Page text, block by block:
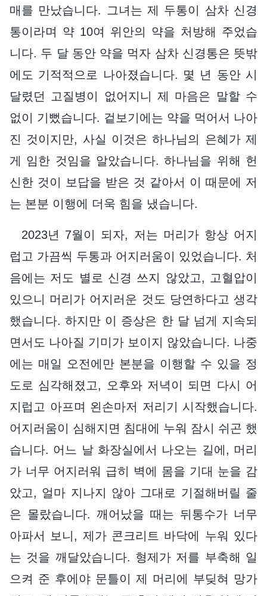
매를 만났습니다. 그녀는 제 두통이 삼차 신경
통이라며 약 10여 위안의 약을 처방해 주었습
니다. 두 달 동안 약을 먹자 삼차 신경통은 뜻밖
에도 기적적으로 나아졌습니다. 몇 년 동안 시
달렸던 고질병이 없어지니 제 마음은 말할 수
없이 기뻤습니다. 겉보기에는 약을 먹어서 나아
진 것이지만, 사실 이것은 하나님의 은혜가 제
게 임한 것임을 알았습니다. 하나님을 위해 헌
신한 것이 보답을 받은 것 같아서 이 때문에 저
는 본분 이행에 더욱 힘을 냈습니다.
2023년 7월이 되자, 저는 머리가 항상 어지
럽고 가끔씩 두통과 어지러움이 있었습니다. 처
음에는 저도 별로 신경 쓰지 않았고, 고혈압이
있으니 머리가 어지러운 것도 당연하다고 생각
했습니다. 하지만 이 증상은 한 달 넘게 지속되
면서도 나아질 기미가 보이지 않았습니다. 나중
에는 매일 오전에만 본분을 이행할 수 있을 정
도로 심각해졌고, 오후와 저녁이 되면 다시 어
지럽고 아프며 왼손마저 저리기 시작했습니다.
어지러움이 심해지면 침대에 누워 잠시 쉬곤 했
습니다. 어느 날 화장실에서 나오는 길에, 머리
가 너무 어지러워 급히 벽에 몸을 기대 눈을 감
았고, 얼마 지나지 않아 그대로 기절해버릴 줄
은 몰랐습니다. 깨어났을 때는 뒤통수가 너무
아파서 보니, 제가 콘크리트 바닥에 누워 있다
는 것을 깨달았습니다. 형제가 저를 부축해 일
으켜 준 후에야 문틀이 제 머리에 부딪혀 망가